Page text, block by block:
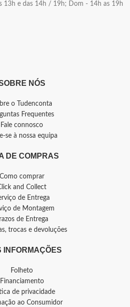
13h e das 14h / 19h; Dom - 14h as 19h
NÓS
o Tudenconta
Frequentes
Fale connosco
se à nossa equipa
DE COMPRAS
Como comprar
and Collect
de Entrega
de Montagem
de Entrega
trocas e devoluções
INFORMAÇÕES
Folheto
Financiamento
de privacidade
ao Consumidor